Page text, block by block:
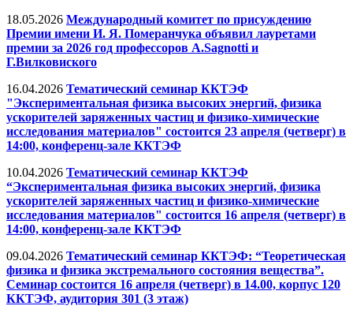
18.05.2026 Международный комитет по присуждению
Премии имени И. Я. Померанчука объявил лауретами
премии за 2026 год профессоров А.Sagnotti и
Г.Вилковиского
16.04.2026 Тематический семинар ККТЭФ
"Экспериментальная физика высоких энергий, физика
ускорителей заряженных частиц и физико-химические
исследования материалов" состоится 23 апреля (четверг) в
14:00, конференц-зале ККТЭФ
10.04.2026 Тематический семинар ККТЭФ
“Экспериментальная физика высоких энергий, физика
ускорителей заряженных частиц и физико-химические
исследования материалов" состоится 16 апреля (четверг) в
14:00, конференц-зале ККТЭФ
09.04.2026 Тематический семинар ККТЭФ: “Теоретическая
физика и физика экстремального состояния вещества”.
Семинар состоится 16 апреля (четверг) в 14.00, корпус 120
ККТЭФ, аудитория 301 (3 этаж)